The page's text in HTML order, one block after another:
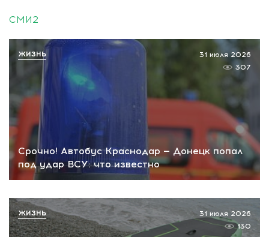
СМИ2
Срочно! Автобус Краснодар — Донецк попал
под удар ВСУ: что известно
31 июля 2026
307
ЖИЗНЬ
31 июля 2026
130
ЖИЗНЬ